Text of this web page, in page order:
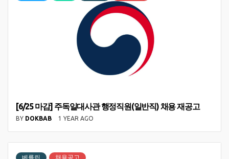
[6/25 마감] 주독일대사관 행정직원(일반직) 채용 재공고
BY DOKBAB 1 YEAR AGO
베를린 채용공고